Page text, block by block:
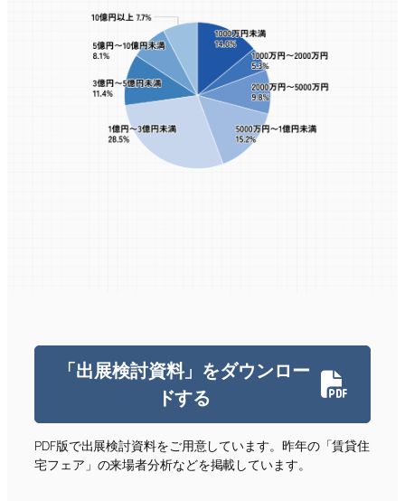
「出展検討資料」をダウンロー
ドする
PDF版で出展検討資料をご用意しています。昨年の「賃貸住
宅フェア」の来場者分析などを掲載しています。